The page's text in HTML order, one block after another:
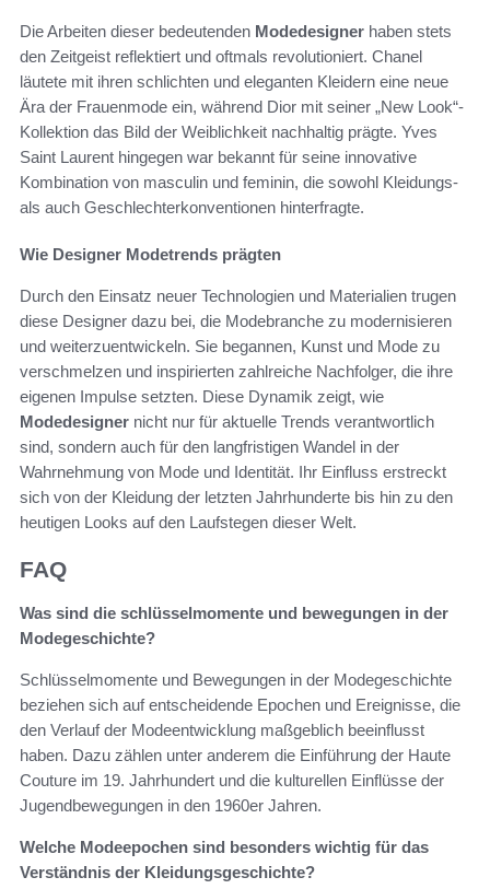
Die Arbeiten dieser bedeutenden Modedesigner haben stets
den Zeitgeist reflektiert und oftmals revolutioniert. Chanel
läutete mit ihren schlichten und eleganten Kleidern eine neue
Ära der Frauenmode ein, während Dior mit seiner „New Look“-
Kollektion das Bild der Weiblichkeit nachhaltig prägte. Yves
Saint Laurent hingegen war bekannt für seine innovative
Kombination von masculin und feminin, die sowohl Kleidungs-
als auch Geschlechterkonventionen hinterfragte.
Wie Designer Modetrends prägten
Durch den Einsatz neuer Technologien und Materialien trugen
diese Designer dazu bei, die Modebranche zu modernisieren
und weiterzuentwickeln. Sie begannen, Kunst und Mode zu
verschmelzen und inspirierten zahlreiche Nachfolger, die ihre
eigenen Impulse setzten. Diese Dynamik zeigt, wie
Modedesigner nicht nur für aktuelle Trends verantwortlich
sind, sondern auch für den langfristigen Wandel in der
Wahrnehmung von Mode und Identität. Ihr Einfluss erstreckt
sich von der Kleidung der letzten Jahrhunderte bis hin zu den
heutigen Looks auf den Laufstegen dieser Welt.
FAQ
Was sind die schlüsselmomente und bewegungen in der
Modegeschichte?
Schlüsselmomente und Bewegungen in der Modegeschichte
beziehen sich auf entscheidende Epochen und Ereignisse, die
den Verlauf der Modeentwicklung maßgeblich beeinflusst
haben. Dazu zählen unter anderem die Einführung der Haute
Couture im 19. Jahrhundert und die kulturellen Einflüsse der
Jugendbewegungen in den 1960er Jahren.
Welche Modeepochen sind besonders wichtig für das
Verständnis der Kleidungsgeschichte?